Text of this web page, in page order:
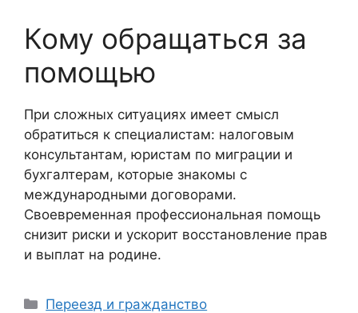
Кому обращаться за
помощью
При сложных ситуациях имеет смысл
обратиться к специалистам: налоговым
консультантам, юристам по миграции и
бухгалтерам, которые знакомы с
международными договорами.
Своевременная профессиональная помощь
снизит риски и ускорит восстановление прав
и выплат на родине.
Рубрики
Переезд и гражданство